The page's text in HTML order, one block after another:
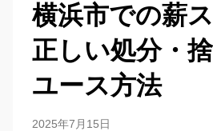
横浜市での薪
正しい処分・
ユース方法
2025年7月15日